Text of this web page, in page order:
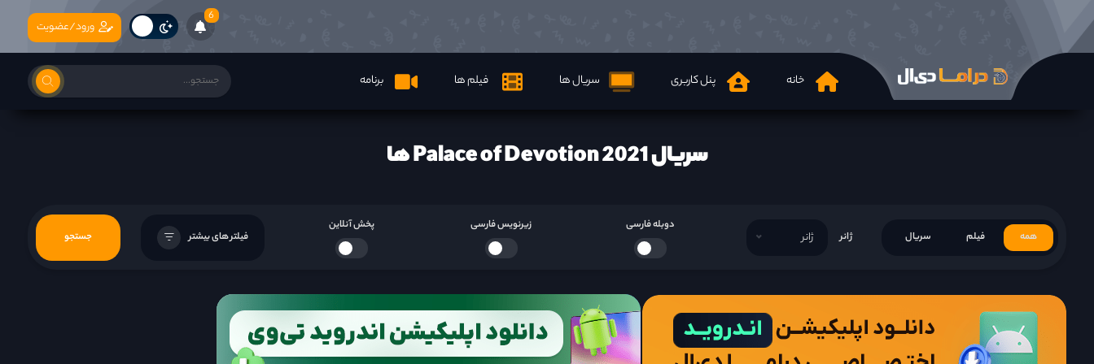
6
خانه پنل کاربری سریال ها فیلم ها برنامه
ورود/عضویت
سریال Palace of Devotion 2021 ها
همه فیلم سریال ژانر ژانر
دوبله فارسی زیرنویس فارسی پخش آنلاین
فیلتر های بیشتر جستجو